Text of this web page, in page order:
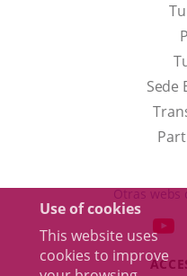
Use of cookies
This website uses
cookies to improve
Sede
Otras webs